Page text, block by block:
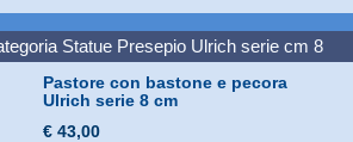
Statue Presepio Ulrich serie cm 8
Pastore con bastone e pecora
Ulrich serie 8 cm
€ 43,00